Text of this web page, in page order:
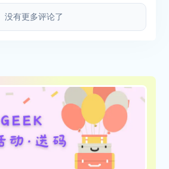
没有更多评论了